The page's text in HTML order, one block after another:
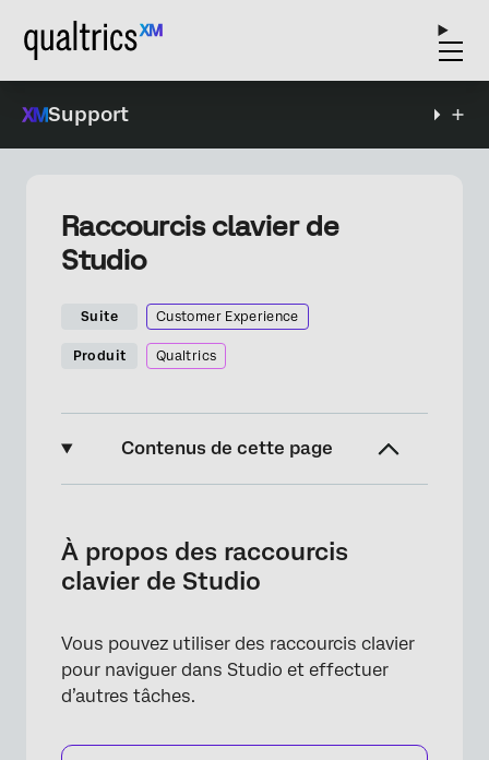
Support
Raccourcis clavier de
Studio
Suite Customer Experience
Produit Qualtrics
Contenus de cette page
Raccourcis généraux de navigation
Raccourcis du Tableau de bord
Raccourcis du Widget de la carte
Raccourcis pour les tableaux
Raccourcis du constructeur de formules
À propos des raccourcis
clavier de Studio
Vous pouvez utiliser des raccourcis clavier
pour naviguer dans Studio et effectuer
d’autres tâches.